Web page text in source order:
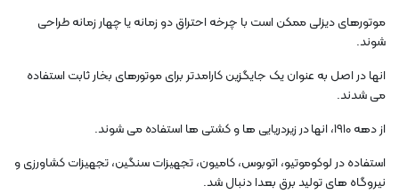
موتورهای دیزلی ممکن است با چرخه احتراق دو زمانه یا چهار زمانه طراحی
شوند.
انها در اصل به عنوان یک جایگزین کارامدتر برای موتورهای بخار ثابت استفاده
می شدند.
از دهه 1910، انها در زیردریایی ها و کشتی ها استفاده می شوند.
استفاده در لوکوموتیو، اتوبوس، کامیون، تجهیزات سنگین، تجهیزات کشاورزی و
نیروگاه های تولید برق بعدا دنبال شد.